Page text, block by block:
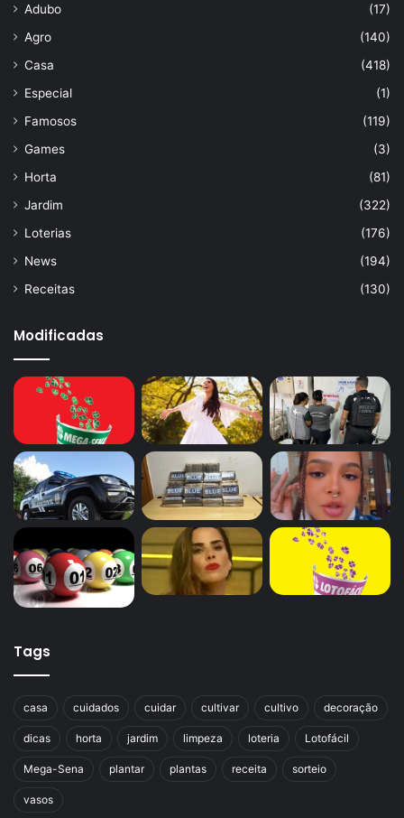
Adubo
(17)
Agro
(140)
Casa
(418)
Especial
(1)
Famosos
(119)
Games
(3)
Horta
(81)
Jardim
(322)
Loterias
(176)
News
(194)
Receitas
(130)
Modificadas
Tags
casa cuidados cuidar cultivar cultivo decoração
dicas horta jardim limpeza loteria Lotofácil
Mega-Sena plantar plantas receita sorteio
vasos